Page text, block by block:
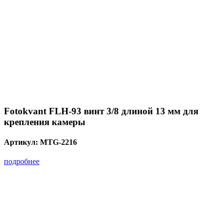
Fotokvant FLH-93 винт 3/8 длиной 13 мм для
крепления камеры
Артикул: MTG-2216
подробнее